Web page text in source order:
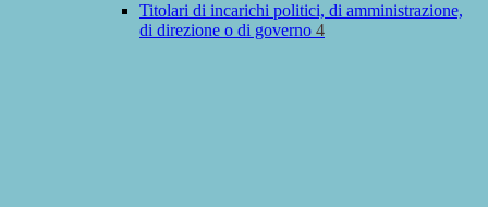
Titolari di incarichi politici, di amministrazione,
di direzione o di governo 4